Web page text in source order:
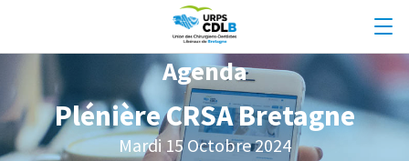
Agenda
Plénière CRSA Bretagne
Mardi 15 Octobre 2024